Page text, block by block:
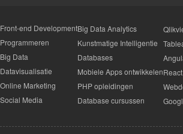
Front-end Development
Programmeren
Big Data
Datavisualisatie
Online Marketing
Social Media
Big Data Analytics
Kunstmatige Intelligentie
Databases
Mobiele Apps ontwikkelen
PHP opleidingen
Database cursussen